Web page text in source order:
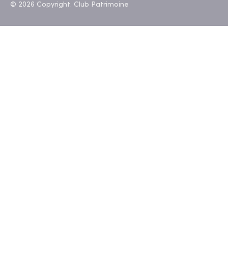
© 2026 Copyright. Club Patrimoine